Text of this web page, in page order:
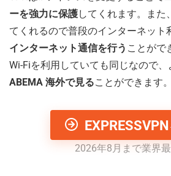
ーを強力に保護してくれます。また
てくれるので普段のインターネット
インターネット通信を行う ことがで
Wi-Fiを利用していても同じなので、
ABEMA 海外で見ることができます。
2026年8月まで業界最